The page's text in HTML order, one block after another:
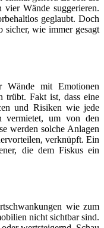
vier Wände suggerieren.
geglaubt. Doch
wie immer gesagt
Wände mit Emotionen
trübt. Fakt ist, dass eine
und Risiken wie jede
vermietet, um von den
werden solche Anlagen
verknüpft. Ein
die dem Fiskus ein
wie zum
nicht sichtbar sind.